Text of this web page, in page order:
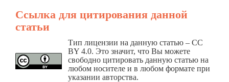
Ссылка для цитирования данной
статьи
Тип лицензии на данную статью – CC
BY 4.0. Это значит, что Вы можете
свободно цитировать данную статью на
любом носителе и в любом формате при
указании авторства.